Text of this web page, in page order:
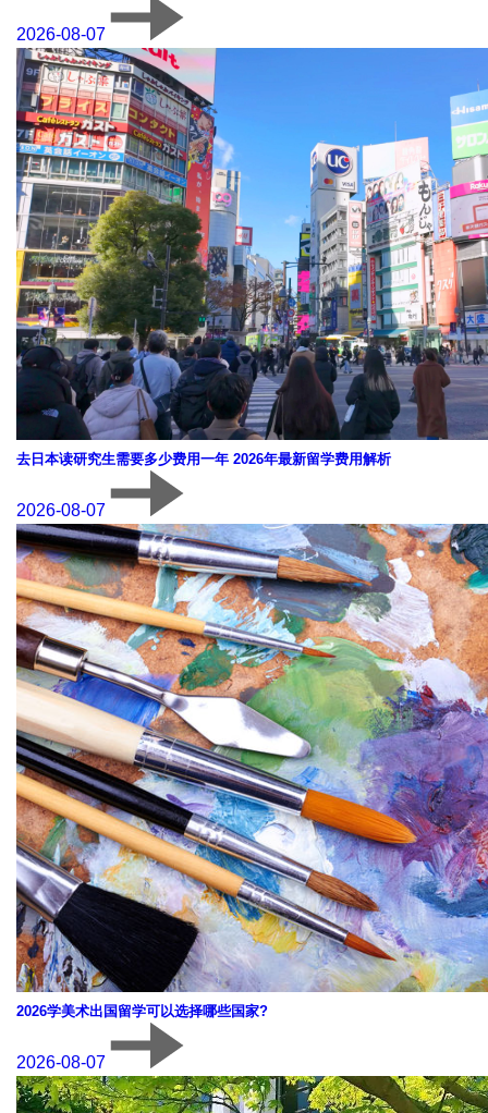
2026-08-07
去日本读研究生需要多少费用一年 2026年最新留学费用解析
2026-08-07
2026学美术出国留学可以选择哪些国家?
2026-08-07